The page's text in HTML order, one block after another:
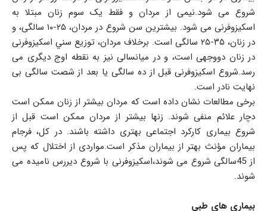
شروع می شود. نیمی از مردان و فقط یک سوم زنان مبتلا به
اسکیزوفرنی می شود. بیشترین سن شروع در مردان، ۲۵-۱۰ سالگی، و
در زنان، ۳۵-۲۵ سالگی است. برخلاف مردان، توزیع سني اسکیزوفرنی
در زنان دووجهی است، و در میانسالی نیز به نقطه اوج دیگری می
رسد.شروع اسکیزوفرنی قبل از ده سالگی یا بعد از شصت سالگی بی
نهایت نادر است.
برخی مطالعات نشان داده است که مردان بیشتر از زنان ممکن است
دچار علائم منفی شوند. زنها بیشتر از مردان ممکن است قبل از
شروع بیماری کارکرد اجتماعی بهتری داشته باشند. در کل، فرجام
بیماران مؤنث بهتر از بیماران مذکر است.مواردی از اختلال که پس
از 45سالگی شروع می شوند،اسکیزوفرنی با شروع دیررس نامیده می
شوند.
بیماری های طبی